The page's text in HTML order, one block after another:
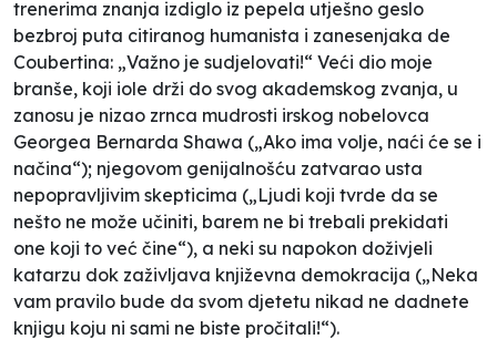
trenerima znanja izdiglo iz pepela utješno geslo
bezbroj puta citiranog humanista i zanesenjaka de
Coubertina: „Važno je sudjelovati!“ Veći dio moje
branše, koji iole drži do svog akademskog zvanja, u
zanosu je nizao zrnca mudrosti irskog nobelovca
Georgea Bernarda Shawa („Ako ima volje, naći će se i
načina“); njegovom genijalnošću zatvarao usta
nepopravljivim skepticima („Ljudi koji tvrde da se
nešto ne može učiniti, barem ne bi trebali prekidati
one koji to već čine“), a neki su napokon doživjeli
katarzu dok zaživljava književna demokracija („Neka
vam pravilo bude da svom djetetu nikad ne dadnete
knjigu koju ni sami ne biste pročitali!“).